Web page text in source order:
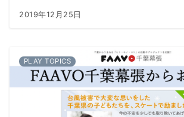
2019年12月25日
PLAY TOPICS